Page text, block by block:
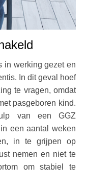
in werking gezet en
In dit geval hoef
te vragen, omdat
pasgeboren kind.
van een GGZ
een aantal weken
in te grijpen op
nemen en niet te
om stabiel te